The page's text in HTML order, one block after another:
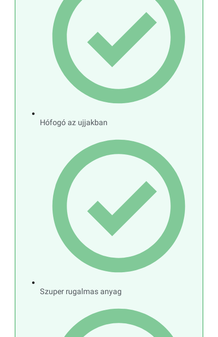
Hófogó az ujjakban
Szuper rugalmas anyag